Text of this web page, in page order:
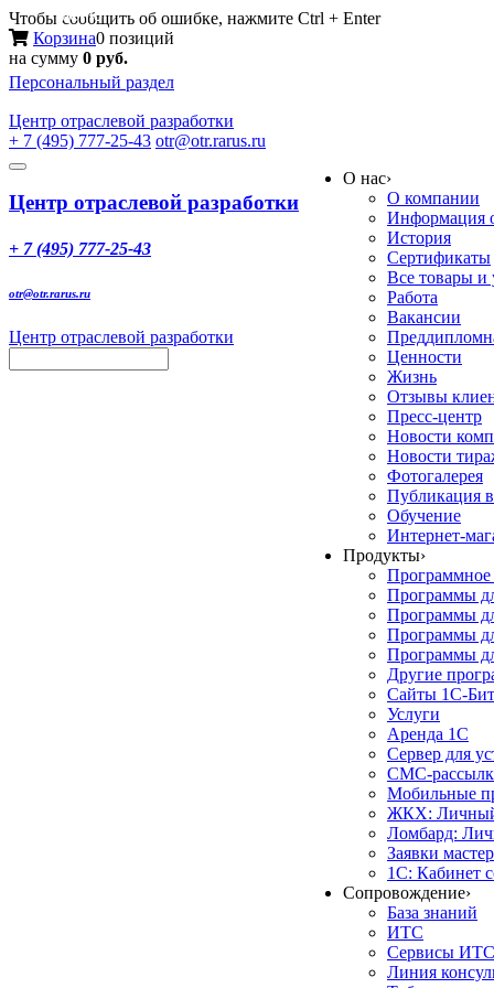
Чтобы сообщить об ошибке, нажмите Ctrl + Enter
Корзина0 позиций
на сумму 0 руб.
Персональный раздел
Центр отраслевой разработки
+ 7 (495) 777-25-43 otr@otr.rarus.ru
Toggle
Меню
Центр отраслевой разработки
+ 7 (495) 777-25-43
otr@otr.rarus.ru
Центр отраслевой разработки
О нас›
О компании
Информация
История
Сертификаты
Все товары и
Работа
Вакансии
Ценности
Жизнь
Отзывы
Пресс-центр
Новости
Новости
Фотогалерея
Публикация в
Обучение
Интернет-
Продукты›
Программное
Программы
Программы
Программы
Программы
Другие
Сайты 1С-
Услуги
Аренда 1С
Сервер для
СМС-
Мобильные
ЖКХ: Личный
Ломбард:
Заявки
1С: Кабинет
Сопровождение›
База знаний
ИТС
Сервисы ИТС
Линия